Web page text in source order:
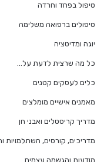
טיפול בפחד וחרדה
טיפולים ברפואה משלימה
יוגה ומדיטציה
כל מה שרצית לדעת על…
כלים לעסקים קטנים
מאמנים אישיים מומלצים
מדריך קריסטלים ואבני חן
מדריכים, קורסים, השתלמויות
מודעות והגשמה עצמית